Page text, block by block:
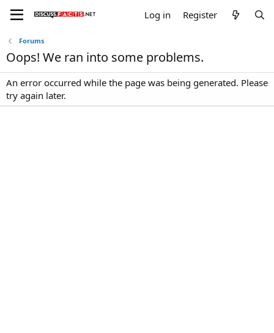
Log in Register
Forums
Oops! We ran into some problems.
An error occurred while the page was being generated. Please
try again later.